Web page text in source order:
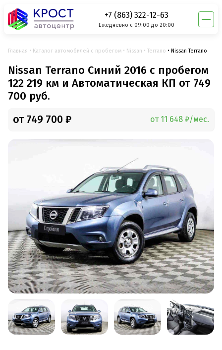
+7 (863) 322-12-63
Ежедневно с 09:00 до 20:00
Главная Каталог автомобилей с пробегом Nissan Terrano Nissan Terrano
Nissan Terrano Синий 2016 с пробегом
122 219 км и Автоматическая КП от 749
700 руб.
от 749 700 ₽ от 11 648 ₽/мес.